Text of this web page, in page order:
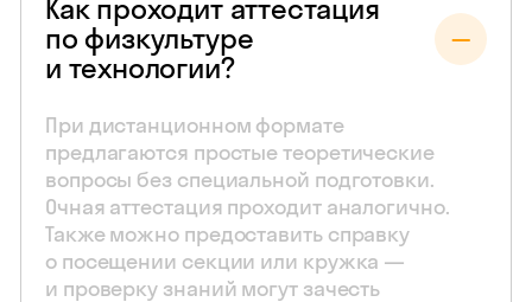
Как проходит аттестация
по физкультуре
и технологии?
При дистанционном формате
предлагаются простые теоретические
вопросы без специальной подготовки.
Очная аттестация проходит аналогично.
Также можно предоставить справку
о посещении секции или кружка —
и проверку знаний могут зачесть